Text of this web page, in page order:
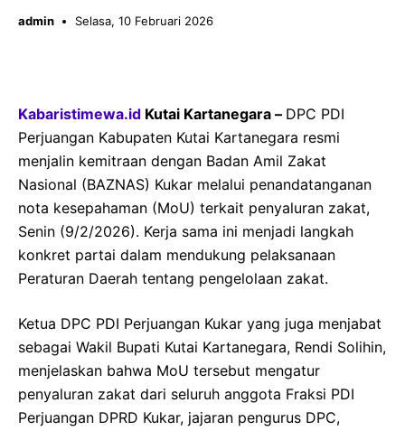
admin Selasa, 10 Februari 2026
Kabaristimewa.id Kutai Kartanegara – DPC PDI
Perjuangan Kabupaten Kutai Kartanegara resmi
menjalin kemitraan dengan Badan Amil Zakat
Nasional (BAZNAS) Kukar melalui penandatanganan
nota kesepahaman (MoU) terkait penyaluran zakat,
Senin (9/2/2026). Kerja sama ini menjadi langkah
konkret partai dalam mendukung pelaksanaan
Peraturan Daerah tentang pengelolaan zakat.
Ketua DPC PDI Perjuangan Kukar yang juga menjabat
sebagai Wakil Bupati Kutai Kartanegara, Rendi Solihin,
menjelaskan bahwa MoU tersebut mengatur
penyaluran zakat dari seluruh anggota Fraksi PDI
Perjuangan DPRD Kukar, jajaran pengurus DPC,